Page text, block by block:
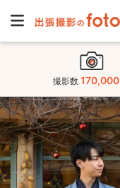
撮影数 170,000